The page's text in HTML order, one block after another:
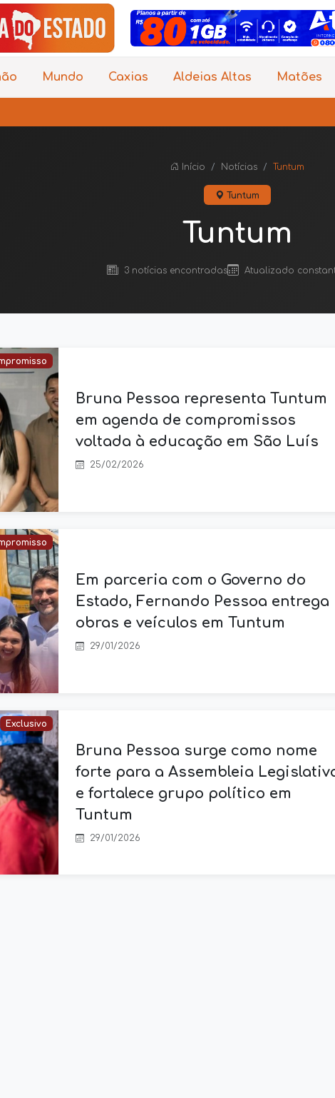
Mundo Caxias Aldeias Altas Matões
Início Notícias Tuntum
Tuntum
Tuntum
3 notícias encontradas Atualizado
Bruna Pessoa representa Tuntum
em agenda de compromissos
voltada à educação em São Luís
25/02/2026
Em parceria com o Governo do
Estado, Fernando Pessoa entrega
obras e veículos em Tuntum
29/01/2026
Exclusivo
Bruna Pessoa surge como nome
forte para a Assembleia
e fortalece grupo político em
Tuntum
29/01/2026